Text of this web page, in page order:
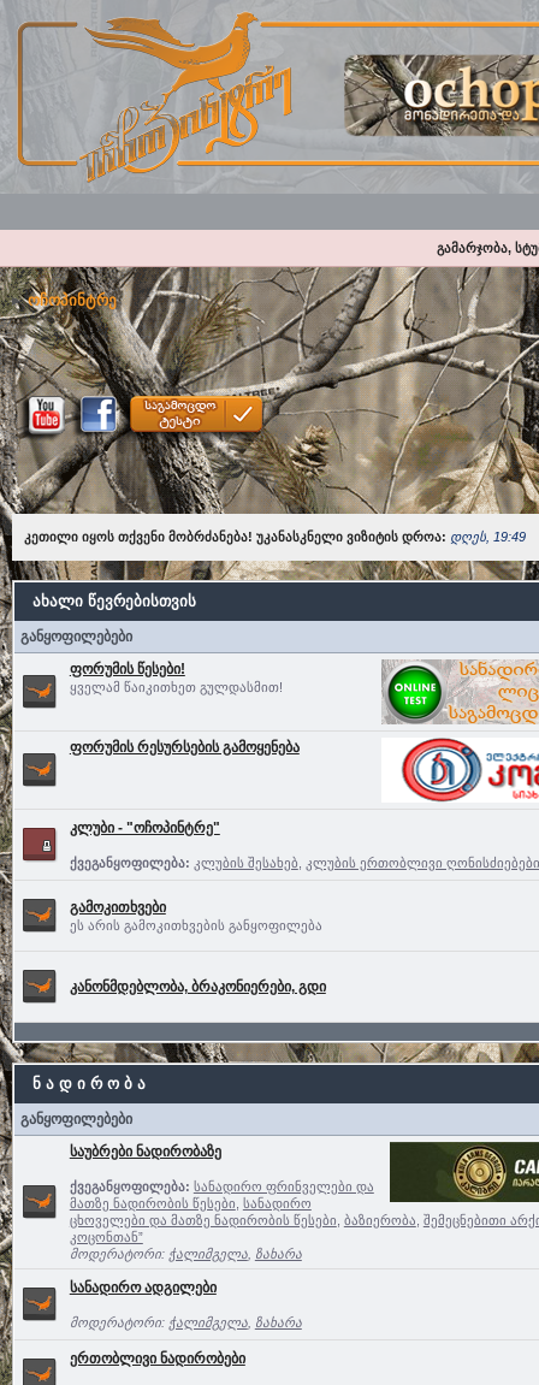
გამარჯობა,
ოჩოპინტრე
კეთილი იყოს თქვენი მობრძანება! უკანასკნელი ვიზიტის დროა: დღეს, 19:49
ახალი წევრებისთვის
განყოფილებები
ფორუმის წესები!
ყველამ წაიკითხეთ გულდასმით!
ფორუმის რესურსების გამოყენება
კლუბი - "ოჩოპინტრე"
ქვეგანყოფილება: კლუბის შესახებ კლუბის ერთობლივი ღონისძიებები
გამოკითხვები
ეს არის გამოკითხვების განყოფილება
კანონმდებლობა, ბრაკონიერები, გდი
ნ ა დ ი რ ო ბ ა
განყოფილებები
საუბრები ნადირობაზე
ქვეგანყოფილება: სანადირო ფრინველები და
მათზე ნადირობის წესები სანადირო
ცხოველები და მათზე ნადირობის წესები ბაზიერობა შემეცნებითი
კოცონთან”
მოდერატორი: ჭალიმგელა, ზახარა
სანადირო ადგილები
მოდერატორი: ჭალიმგელა, ზახარა
ერთობლივი ნადირობები